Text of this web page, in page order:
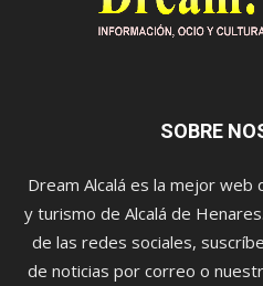
SOBRE
Dream Alcalá es la mejor web
y turismo de Alcalá de
de las redes sociales,
de noticias por correo o